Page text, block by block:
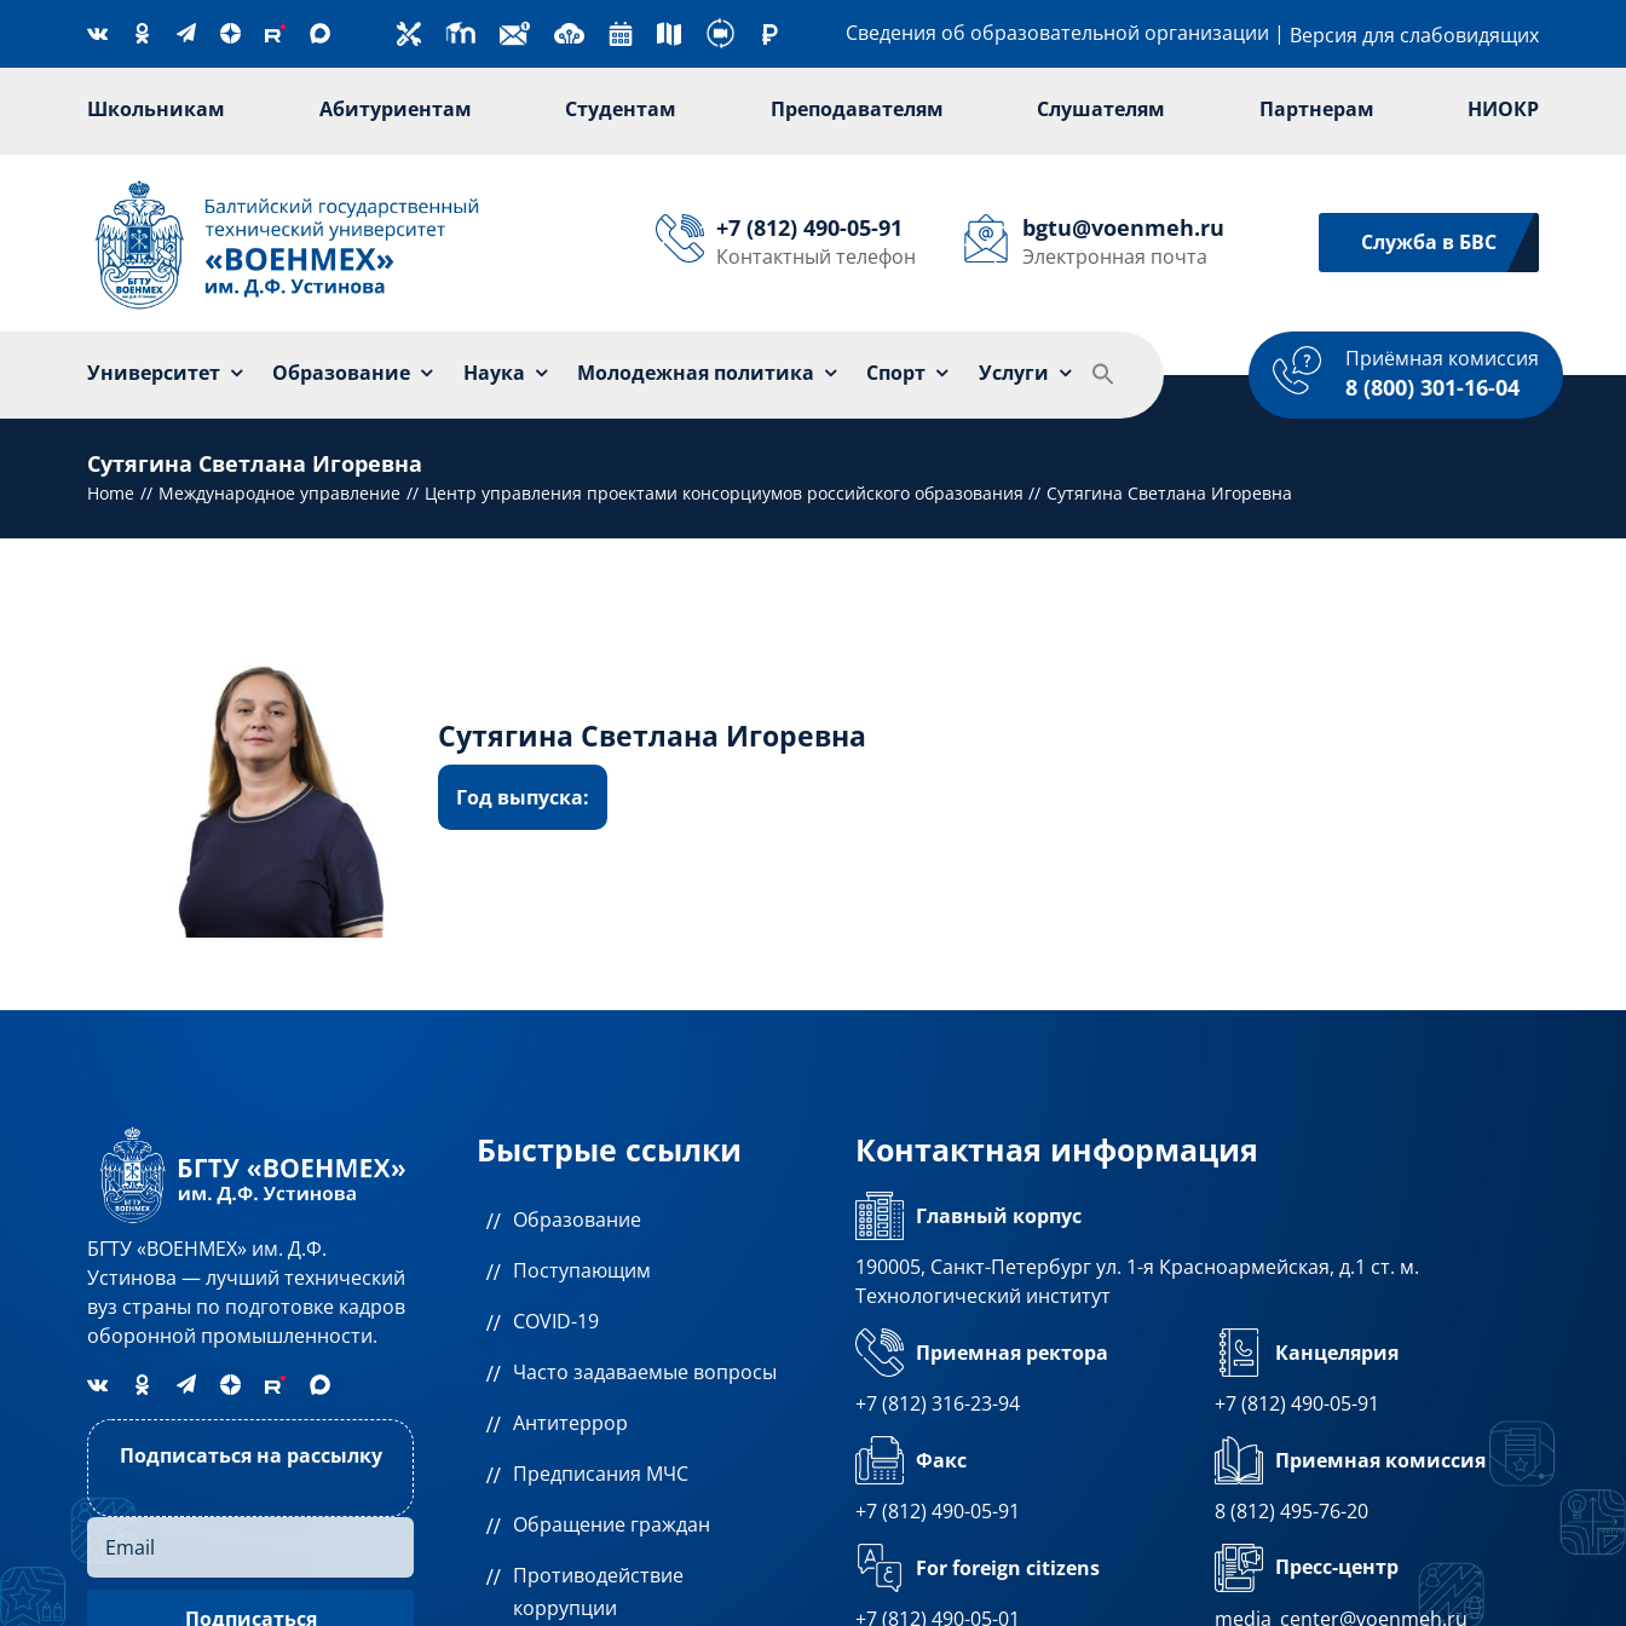
content
Сведения об образовательной организации | Версия для слабовидящих
Школьникам Абитуриентам Студентам Преподавателям Слушателям Партнерам НИОКР
+7 (812) 490-05-91
Контактный телефон
bgtu@voenmeh.ru
Электронная почта
Служба в БВС
Университет Образование Наука Молодежная политика Спорт Услуги
Приёмная комиссия
8 (800) 301-16-04
Университет Образование Наука Молодежная политика Спорт Услуги
Сутягина Светлана Игоревна
Home Международное управление Центр управления проектами консорциумов российского образования Сутягина Светлана Игоревна
Сутягина Светлана Игоревна
Год выпуска:
БГТУ «ВОЕНМЕХ» им. Д.Ф.
Устинова — лучший технический
вуз страны по подготовке кадров
оборонной промышленности.
Подписаться на рассылку
Быстрые ссылки
Образование
Поступающим
COVID-19
Часто задаваемые вопросы
Антитеррор
Предписания МЧС
Обращение граждан
Противодействие
коррупции
Контактная информация
Главный корпус
190005, Санкт-Петербург ул. 1-я Красноармейская, д.1 ст. м.
Технологический институт
Приемная ректора
+7 (812) 316-23-94
Канцелярия
+7 (812) 490-05-91
Факс
+7 (812) 490-05-91
Приемная комиссия
8 (812) 495-76-20
For foreign citizens
+7 (812) 490-05-01
Пресс-центр
media_center@voenmeh.ru